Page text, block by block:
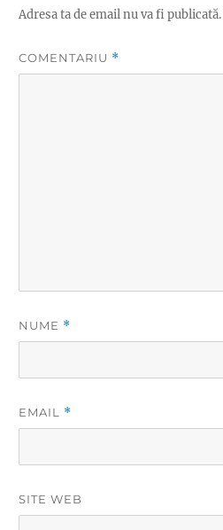
Adresa ta de email nu va fi publicată.
COMENTARIU *
NUME *
EMAIL *
SITE WEB